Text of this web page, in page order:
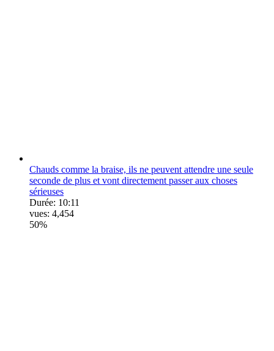
Chauds comme la braise, ils ne peuvent attendre une seule
seconde de plus et vont directement passer aux choses
sérieuses
Durée: 10:11
vues: 4,454
50%